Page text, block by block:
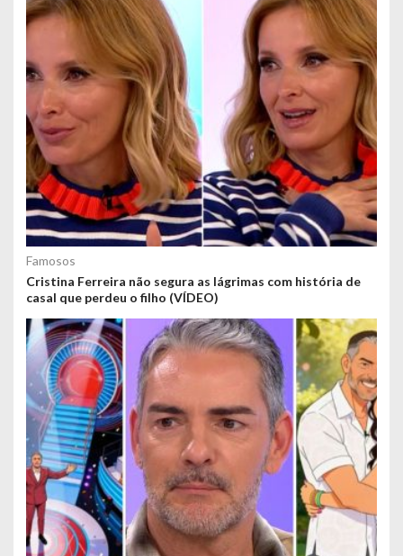
Famosos
Cristina Ferreira não segura as lágrimas com história de
casal que perdeu o filho (VÍDEO)